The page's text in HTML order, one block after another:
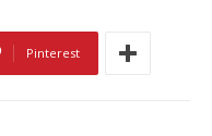
Pinterest